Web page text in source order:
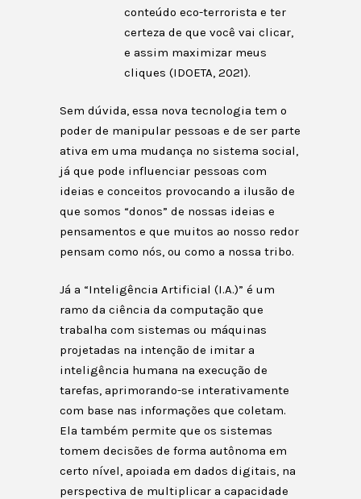
conteúdo eco-terrorista e ter
certeza de que você vai clicar,
e assim maximizar meus
cliques (IDOETA, 2021).
Sem dúvida, essa nova tecnologia tem o
poder de manipular pessoas e de ser parte
ativa em uma mudança no sistema social,
já que pode influenciar pessoas com
ideias e conceitos provocando a ilusão de
que somos “donos” de nossas ideias e
pensamentos e que muitos ao nosso redor
pensam como nós, ou como a nossa tribo.
Já a “Inteligência Artificial (I.A.)” é um
ramo da ciência da computação que
trabalha com sistemas ou máquinas
projetadas na intenção de imitar a
inteligência humana na execução de
tarefas, aprimorando-se interativamente
com base nas informações que coletam.
Ela também permite que os sistemas
tomem decisões de forma autônoma em
certo nível, apoiada em dados digitais, na
perspectiva de multiplicar a capacidade